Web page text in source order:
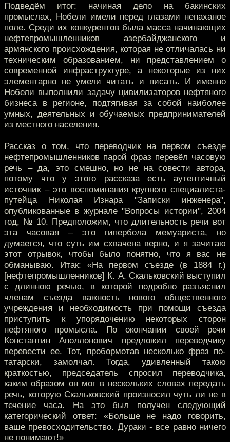
Подведём итог: начиная дело на бакинских
промыслах, Нобели имели перед глазами непаханое
поле. Среди их конкурентов была масса начинающих
нефтепромышленников азербайджанского и
армянского происхождения, которая не отличалась ни
техническим образованием, ни представлением о
современной инфраструктуре, а некоторые из них
элементарно не умели читать и писать. И именно
Нобели выполнили задачу цивилизаторов нефтяного
бизнеса в регионе, подтягивая за собой наиболее
умных, деятельных и обучаемых предпринимателей
из местного населения.
Рассказ о том, что переводчик на первом съезде
нефтепромышленников парой фраз перевёл часовую
речь – да, это смешно, но не на совести автора,
потому что у этого рассказа есть аутентичный
источник – это воспоминания крупного специалиста-
путейца Николая Изнара "Записки инженера",
опубликованные в журнале "Вопросы истории", 2004
год, № 10. Предположим, что длительность речи вот
эта часовая – это гипербола мемуариста, но
думается, что суть им схвачена верно, и я зачитаю
этот отрывок, чтобы было понятно, что я вас не
обманываю. Итак: «На первом съезде (в 1884 г.)
[нефтепромышленников] К. А. Скальковский выступил
с длинною речью, в которой подробно разъяснил
членам съезда важность нового общественного
учреждения и необходимость при помощи съезда
приступить к упорядочению некоторых сторон
нефтяного промысла. По окончании своей речи
Константин Аполлонович предложил переводчику
перевести ее. Тот, пробормотав несколько фраз по-
татарски, замолчал. Тогда, удивленный такою
краткостью, председатель спросил переводчика,
каким образом он мог в нескольких словах передать
речь, которую Скальковский произносил чуть ли не в
течение часа. На это был получен следующий
категорический ответ: «Больше не надо говорить,
ваше превосходительство. Дураки - все равно ничего
не понимают!»